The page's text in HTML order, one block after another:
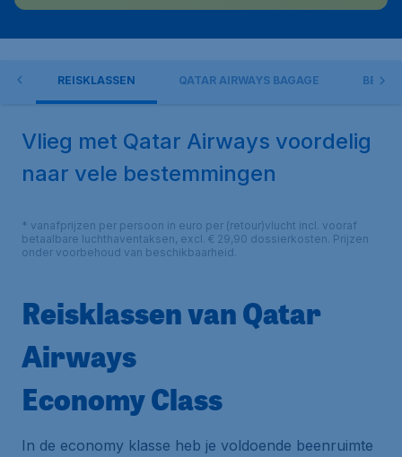
REISKLASSEN QATAR AIRWAYS BAGAGE
Vlieg met Qatar Airways voordelig
naar vele bestemmingen
* vanafprijzen per persoon in euro per (retour)vlucht incl. vooraf
betaalbare luchthaventaksen, excl. € 29,90 dossierkosten. Prijzen
onder voorbehoud van beschikbaarheid.
Reisklassen van Qatar
Airways
Economy Class
In de economy klasse heb je voldoende beenruimte